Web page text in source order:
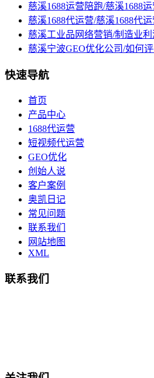
慈溪1688运营陪跑/慈溪1688
慈溪1688代运营/慈溪1688代
慈溪工业品网络营销/制造业
慈溪宁波GEO优化公司/如何
快速导航
首页
产品中心
1688代运营
短视频代运营
GEO优化
创始人说
客户案例
奥凯日记
常见问题
联系我们
网站地图
XML
联系我们